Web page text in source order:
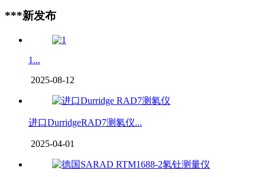
***新发布
1...
2025-08-12
进口DurridgeRAD7测氡仪...
2025-04-01